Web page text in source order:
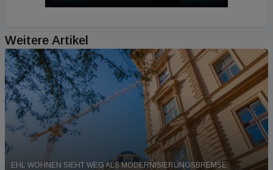
Weitere Artikel
EHL WOHNEN SIEHT WEG ALS MODERNISIERUNGSBREMSE